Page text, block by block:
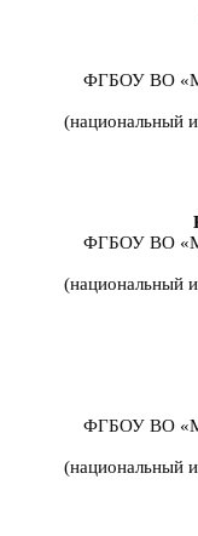
ФГБОУ ВО
(национальный
ФГБОУ ВО
(национальный
ФГБОУ ВО
(национальный